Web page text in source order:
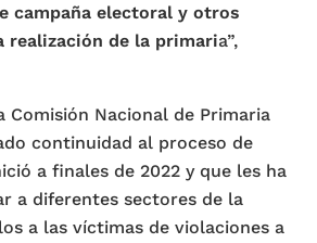
campaña electoral y otros
realización de la primaria”,
Comisión Nacional de Primaria
continuidad al proceso de
a finales de 2022 y que les ha
a diferentes sectores de la
a las víctimas de violaciones a